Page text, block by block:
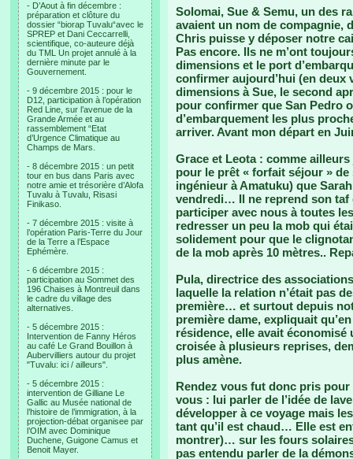
- D’Aout à fin décembre :
préparation et clôture du
dossier “biorap Tuvalu“avec le
SPREP et Dani Ceccarrelli,
scientifique, co-auteure déjà
du TML Un projet annulé à la
dernière minute par le
Gouvernement.
- 9 décembre 2015 : pour le
D12, participation à l’opération
Red Line, sur l’avenue de la
Grande Armée et au
rassemblement “Etat
d’Urgence Climatique au
Champs de Mars.
- 8 décembre 2015 : un petit
tour en bus dans Paris avec
notre amie et trésorière d’Alofa
Tuvalu à Tuvalu, Risasi
Finikaso.
- 7 décembre 2015 : visite à
l’opération Paris-Terre du Jour
de la Terre a l’Espace
Ephémère.
- 6 décembre 2015 :
participation au Sommet des
196 Chaises à Montreuil dans
le cadre du village des
alternatives.
- 5 décembre 2015 :
Intervention de Fanny Héros
au café Le Grand Bouillon à
Aubervilliers autour du projet
"Tuvalu: ici / ailleurs".
- 5 décembre 2015 :
intervention de Gilliane Le
Gallic au Musée national de
l’histoire de l’immigration, à la
projection-débat organisee par
l’OIM avec Dominique
Duchene, Guigone Camus et
Benoit Mayer.
Solomai, Sue & Semu, un des
avaient un nom de compagnie,
Chris puisse y déposer notre
Pas encore. Ils ne m’ont
dimensions et le port
confirmer aujourd’hui (en deux
dimensions à Sue, le second
pour confirmer que San Pedro
d’embarquement les plus
arriver. Avant mon départ en
Grace et Leota : comme ailleurs
pour le prêt « forfait séjour »
ingénieur à Amatuku) que
vendredi… Il ne reprend son taf
participer avec nous à toutes
redresser un peu la mob qui
solidement pour que le
de la mob après 10 mètres..
Pula, directrice des
laquelle la relation n’était pas
première… et surtout depuis
première dame, expliquait
résidence, elle avait
croisée à plusieurs reprises,
plus amène.
Rendez vous fut donc pris
vous : lui parler de l’idée de
développer à ce voyage mais
tant qu’il est chaud… Elle est
montrer)… sur les fours
pas entendu parler de la